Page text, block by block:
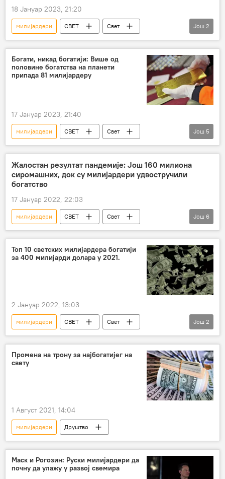
18 Јануар 2023, 21:20
милијардери СВЕТ
Свет
Оксфам
порез сиромаштво
Још 2
Богати, никад богатији: Више од
половине богатства на планети
припада 81 милијардеру
17 Јануар 2023, 21:40
милијардери СВЕТ
Свет
Свет – економија
Економија
Магазин
богатство
Још 5
Жалостан резултат пандемије: Још 160 милиона
сиромашних, док су милијардери удвостручили
богатство
17 Јануар 2022, 22:03
милијардери СВЕТ
Свет
богаташи
пандемија
сиромашни
ковид 19
Свет – економија
Економија
Још 6
Топ 10 светских милијардера богатији
за 400 милијарди долара у 2021.
2 Јануар 2022, 13:03
милијардери СВЕТ
Свет
Економија
Свет – економија
Још 2
Промена на трону за најбогатијег на
свету
1 Август 2021, 14:04
милијардери Друштво
Маск и Рогозин: Руски милијардери да
почну да улажу у развој свемира